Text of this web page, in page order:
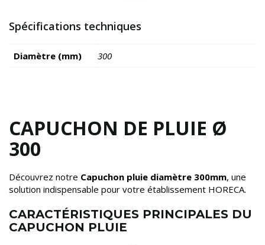
Spécifications techniques
Diamètre (mm) 300
CAPUCHON DE PLUIE Ø
300
Découvrez notre Capuchon pluie diamètre 300mm, une
solution indispensable pour votre établissement HORECA.
CARACTÉRISTIQUES PRINCIPALES DU
CAPUCHON PLUIE